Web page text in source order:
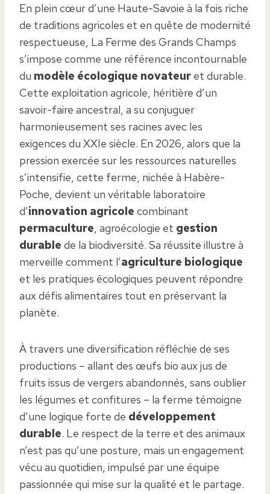
En plein cœur d’une Haute-Savoie à la fois riche
de traditions agricoles et en quête de modernité
respectueuse, La Ferme des Grands Champs
s’impose comme une référence incontournable
du modèle écologique novateur et durable.
Cette exploitation agricole, héritière d’un
savoir-faire ancestral, a su conjuguer
harmonieusement ses racines avec les
exigences du XXIe siècle. En 2026, alors que la
pression exercée sur les ressources naturelles
s’intensifie, cette ferme, nichée à Habère-
Poche, devient un véritable laboratoire
d’innovation agricole combinant
permaculture, agroécologie et gestion
durable de la biodiversité. Sa réussite illustre à
merveille comment l’agriculture biologique
et les pratiques écologiques peuvent répondre
aux défis alimentaires tout en préservant la
planète.
À travers une diversification réfléchie de ses
productions – allant des œufs bio aux jus de
fruits issus de vergers abandonnés, sans oublier
les légumes et confitures – la ferme témoigne
d’une logique forte de développement
durable. Le respect de la terre et des animaux
n’est pas qu’une posture, mais un engagement
vécu au quotidien, impulsé par une équipe
passionnée qui mise sur la qualité et le partage.